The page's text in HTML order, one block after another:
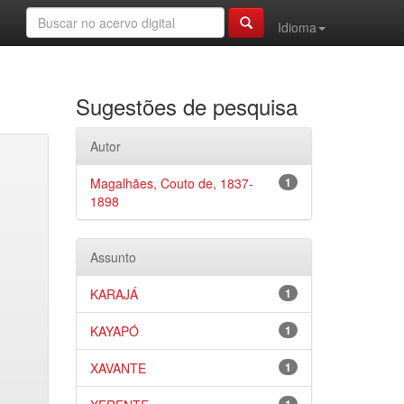
Idioma
Sugestões de pesquisa
Autor
1
Magalhães, Couto de, 1837-
1898
Assunto
1
KARAJÁ
1
KAYAPÓ
1
XAVANTE